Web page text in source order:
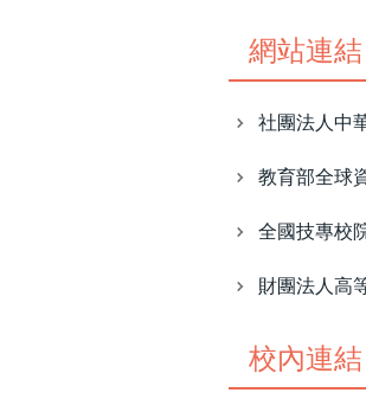
網站連結
社團法人中
教育部全球
全國技專校
財團法人高
校內連結